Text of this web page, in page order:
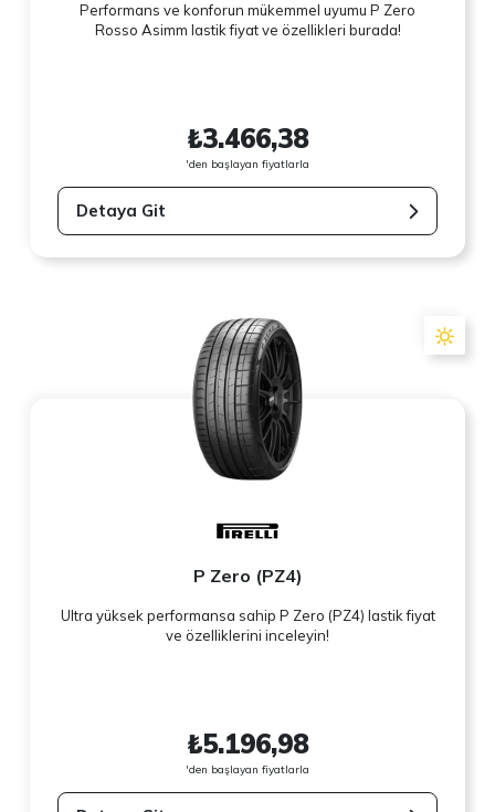
Performans ve konforun mükemmel uyumu P Zero
Rosso Asimm lastik fiyat ve özellikleri burada!
₺3.466,38
'den başlayan fiyatlarla
Detaya Git
P Zero (PZ4)
Ultra yüksek performansa sahip P Zero (PZ4) lastik fiyat
ve özelliklerini inceleyin!
₺5.196,98
'den başlayan fiyatlarla